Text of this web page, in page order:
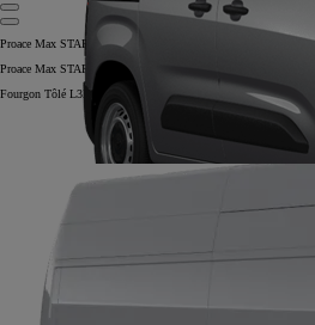
Proace Max START
Proace Max START
Fourgon Tôlé L3H3